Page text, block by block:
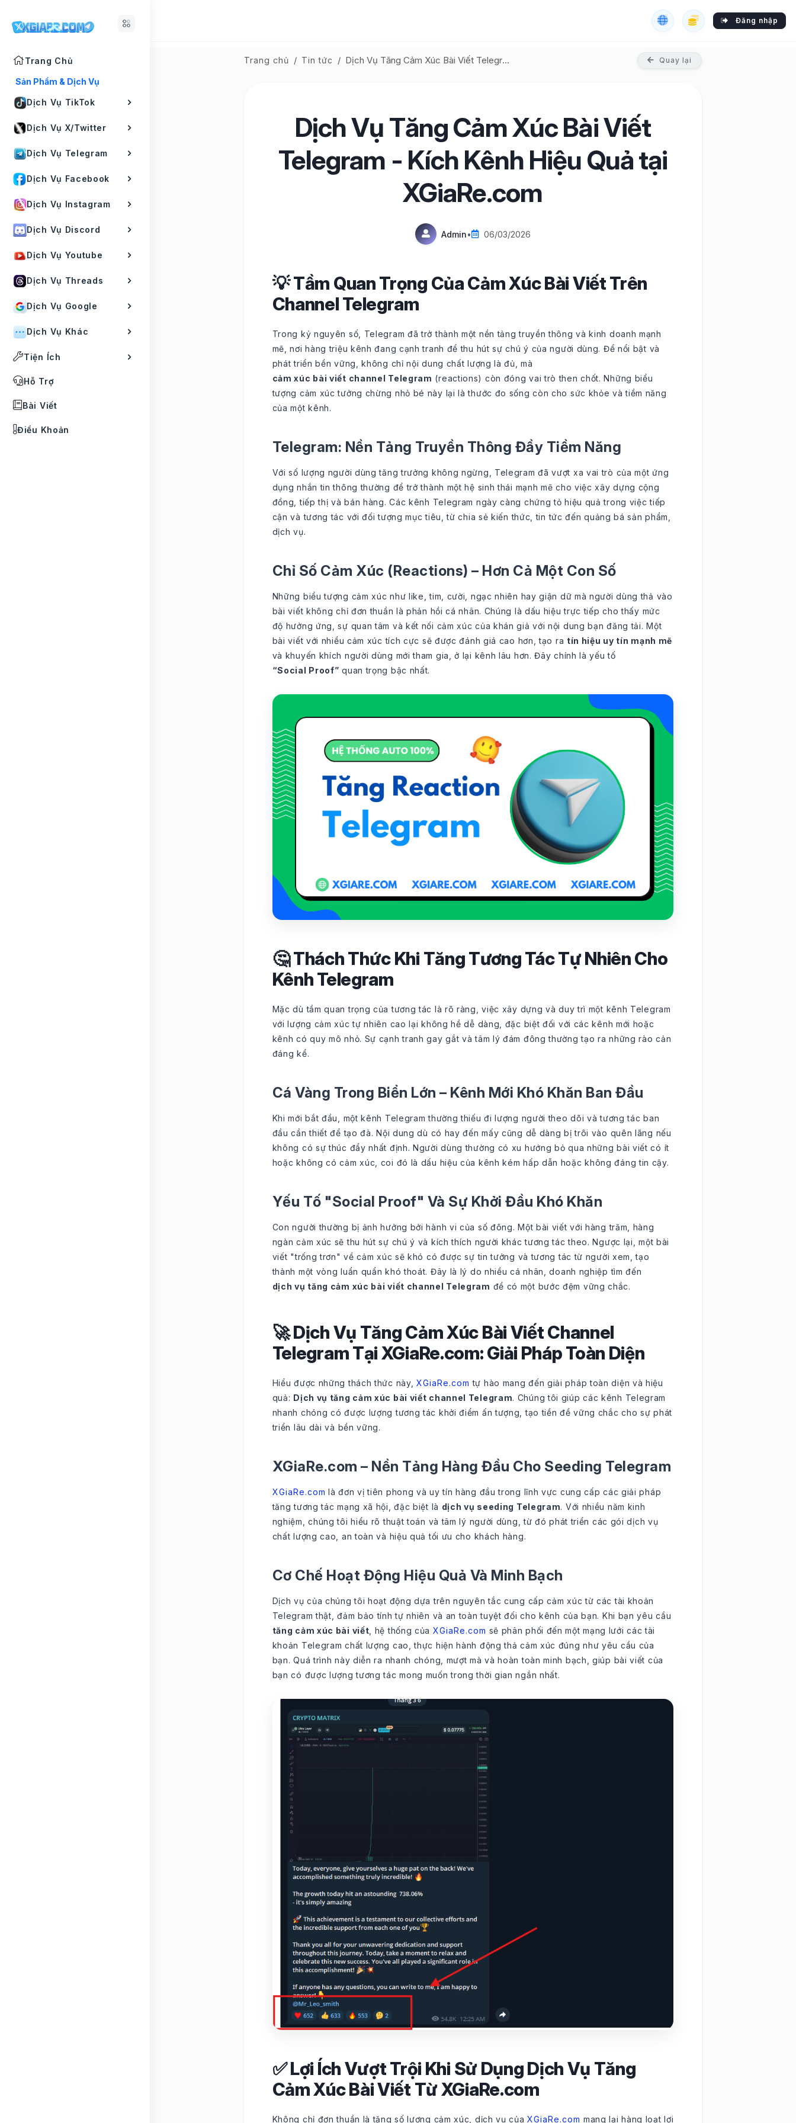
Đăng nhập
Trang Chủ
Sản Phẩm & Dịch Vụ
Dịch Vụ TikTok
Dịch Vụ X/Twitter
Dịch Vụ Telegram
Dịch Vụ Facebook
Dịch Vụ Instagram
Dịch Vụ Discord
Dịch Vụ Youtube
Dịch Vụ Threads
Dịch Vụ Google
Dịch Vụ Khác
Tiện Ích
Hỗ Trợ
Bài Viết
Điều Khoản
Trang chủ Tin tức Dịch Vụ Tăng Cảm Xúc Bài Viết Telegram - Kích Kênh Hiệu Quả Tại XGiaRe.com Quay lại
Dịch Vụ Tăng Cảm Xúc Bài Viết
Telegram - Kích Kênh Hiệu Quả tại
XGiaRe.com
Admin• 06/03/2026
💡 Tầm Quan Trọng Của Cảm Xúc Bài Viết Trên
Channel Telegram
Trong kỷ nguyên số, Telegram đã trở thành một nền tảng truyền thông và kinh doanh mạnh
mẽ, nơi hàng triệu kênh đang cạnh tranh để thu hút sự chú ý của người dùng. Để nổi bật và
phát triển bền vững, không chỉ nội dung chất lượng là đủ, mà
cảm xúc bài viết channel Telegram (reactions) còn đóng vai trò then chốt. Những biểu
tượng cảm xúc tưởng chừng nhỏ bé này lại là thước đo sống còn cho sức khỏe và tiềm năng
của một kênh.
Telegram: Nền Tảng Truyền Thông Đầy Tiềm Năng
Với số lượng người dùng tăng trưởng không ngừng, Telegram đã vượt xa vai trò của một ứng
dụng nhắn tin thông thường để trở thành một hệ sinh thái mạnh mẽ cho việc xây dựng cộng
đồng, tiếp thị và bán hàng. Các kênh Telegram ngày càng chứng tỏ hiệu quả trong việc tiếp
cận và tương tác với đối tượng mục tiêu, từ chia sẻ kiến thức, tin tức đến quảng bá sản phẩm,
dịch vụ.
Chỉ Số Cảm Xúc (Reactions) – Hơn Cả Một Con Số
Những biểu tượng cảm xúc như like, tim, cười, ngạc nhiên hay giận dữ mà người dùng thả vào
bài viết không chỉ đơn thuần là phản hồi cá nhân. Chúng là dấu hiệu trực tiếp cho thấy mức
độ hưởng ứng, sự quan tâm và kết nối cảm xúc của khán giả với nội dung bạn đăng tải. Một
bài viết với nhiều cảm xúc tích cực sẽ được đánh giá cao hơn, tạo ra tín hiệu uy tín mạnh mẽ
và khuyến khích người dùng mới tham gia, ở lại kênh lâu hơn. Đây chính là yếu tố
“Social Proof” quan trọng bậc nhất.
🤔 Thách Thức Khi Tăng Tương Tác Tự Nhiên Cho
Kênh Telegram
Mặc dù tầm quan trọng của tương tác là rõ ràng, việc xây dựng và duy trì một kênh Telegram
với lượng cảm xúc tự nhiên cao lại không hề dễ dàng, đặc biệt đối với các kênh mới hoặc
kênh có quy mô nhỏ. Sự cạnh tranh gay gắt và tâm lý đám đông thường tạo ra những rào cản
đáng kể.
Cá Vàng Trong Biển Lớn – Kênh Mới Khó Khăn Ban Đầu
Khi mới bắt đầu, một kênh Telegram thường thiếu đi lượng người theo dõi và tương tác ban
đầu cần thiết để tạo đà. Nội dung dù có hay đến mấy cũng dễ dàng bị trôi vào quên lãng nếu
không có sự thúc đẩy nhất định. Người dùng thường có xu hướng bỏ qua những bài viết có ít
hoặc không có cảm xúc, coi đó là dấu hiệu của kênh kém hấp dẫn hoặc không đáng tin cậy.
Yếu Tố "Social Proof" Và Sự Khởi Đầu Khó Khăn
Con người thường bị ảnh hưởng bởi hành vi của số đông. Một bài viết với hàng trăm, hàng
ngàn cảm xúc sẽ thu hút sự chú ý và kích thích người khác tương tác theo. Ngược lại, một bài
viết "trống trơn" về cảm xúc sẽ khó có được sự tin tưởng và tương tác từ người xem, tạo
thành một vòng luẩn quẩn khó thoát. Đây là lý do nhiều cá nhân, doanh nghiệp tìm đến
dịch vụ tăng cảm xúc bài viết channel Telegram để có một bước đệm vững chắc.
🚀 Dịch Vụ Tăng Cảm Xúc Bài Viết Channel
Telegram Tại XGiaRe.com: Giải Pháp Toàn Diện
Hiểu được những thách thức này,XGiaRe.com tự hào mang đến giải pháp toàn diện và hiệu
quả: Dịch vụ tăng cảm xúc bài viết channel Telegram. Chúng tôi giúp các kênh Telegram
nhanh chóng có được lượng tương tác khởi điểm ấn tượng, tạo tiền đề vững chắc cho sự phát
triển lâu dài và bền vững.
XGiaRe.com – Nền Tảng Hàng Đầu Cho Seeding Telegram
XGiaRe.com là đơn vị tiên phong và uy tín hàng đầu trong lĩnh vực cung cấp các giải pháp
tăng tương tác mạng xã hội, đặc biệt là dịch vụ seeding Telegram. Với nhiều năm kinh
nghiệm, chúng tôi hiểu rõ thuật toán và tâm lý người dùng, từ đó phát triển các gói dịch vụ
chất lượng cao, an toàn và hiệu quả tối ưu cho khách hàng.
Cơ Chế Hoạt Động Hiệu Quả Và Minh Bạch
Dịch vụ của chúng tôi hoạt động dựa trên nguyên tắc cung cấp cảm xúc từ các tài khoản
Telegram thật, đảm bảo tính tự nhiên và an toàn tuyệt đối cho kênh của bạn. Khi bạn yêu cầu
tăng cảm xúc bài viết , hệ thống của XGiaRe.com sẽ phân phối đến một mạng lưới các tài
khoản Telegram chất lượng cao, thực hiện hành động thả cảm xúc đúng như yêu cầu của
bạn. Quá trình này diễn ra nhanh chóng, mượt mà và hoàn toàn minh bạch, giúp bài viết của
bạn có được lượng tương tác mong muốn trong thời gian ngắn nhất.
✅ Lợi Ích Vượt Trội Khi Sử Dụng Dịch Vụ Tăng
Cảm Xúc Bài Viết Từ XGiaRe.com
Không chỉ đơn thuần là tăng số lượng cảm xúc, dịch vụ củaXGiaRe.com mang lại hàng loạt lợi